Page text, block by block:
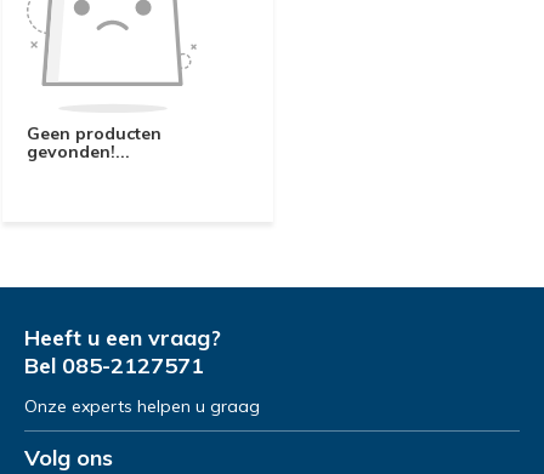
Geen producten
gevonden!...
Heeft u een vraag?
Bel 085-2127571
Onze experts helpen u graag
Volg ons